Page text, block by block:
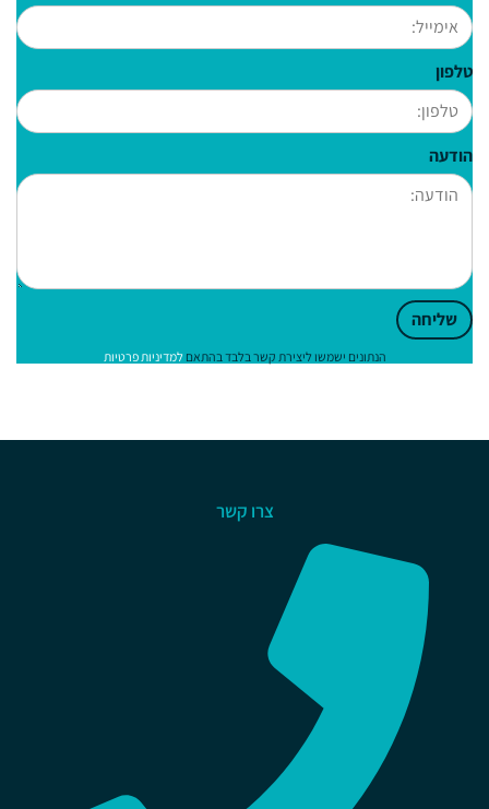
טלפון
הודעה
שליחה
הנתונים ישמשו ליצירת קשר בלבד בהתאםלמדיניות פרטיות
צרו קשר